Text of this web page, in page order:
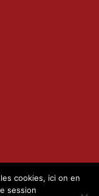
cookies, ici on en
session